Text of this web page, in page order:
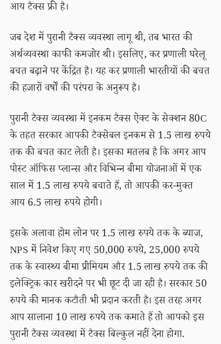
आय टैक्स फ्री है।
जब देश में पुरानी टैक्स व्यवस्था लागू थी, तब भारत की
अर्थव्यवस्था काफी कमजोर थी। इसलिए, कर प्रणाली घरेलू
बचत बढ़ाने पर केंद्रित है। यह कर प्रणाली भारतीयों की बचत
की हजारों वर्षों की परंपरा के अनुरूप है।
पुरानी टैक्स व्यवस्था में इनकम टैक्स ऐक्ट के सेक्शन 80C
के तहत सरकार आपकी टैक्सेबल इनकम से 1.5 लाख रुपये
तक की बचत काट लेती है। इसका मतलब है कि अगर आप
पोस्ट ऑफिस प्लान्स और विभिन्न बीमा योजनाओं में एक
साल में 1.5 लाख रुपये बचाते हैं, तो आपकी कर-मुक्त
आय 6.5 लाख रुपये होगी।
इसके अलावा होम लोन पर 1.5 लाख रुपये तक के ब्याज,
NPS में निवेश किए गए 50,000 रुपये, 25,000 रुपये
तक के स्वास्थ्य बीमा प्रीमियम और 1.5 लाख रुपये तक की
इलेक्ट्रिक कार खरीदने पर भी छूट दी जा रही है। सरकार 50
रुपये की मानक कटौती भी प्रदान करती है। इस तरह अगर
आप सालाना 10 लाख रुपये तक कमाते हैं तो आपको इस
पुरानी टैक्स व्यवस्था में टैक्स बिल्कुल नहीं देना होगा.